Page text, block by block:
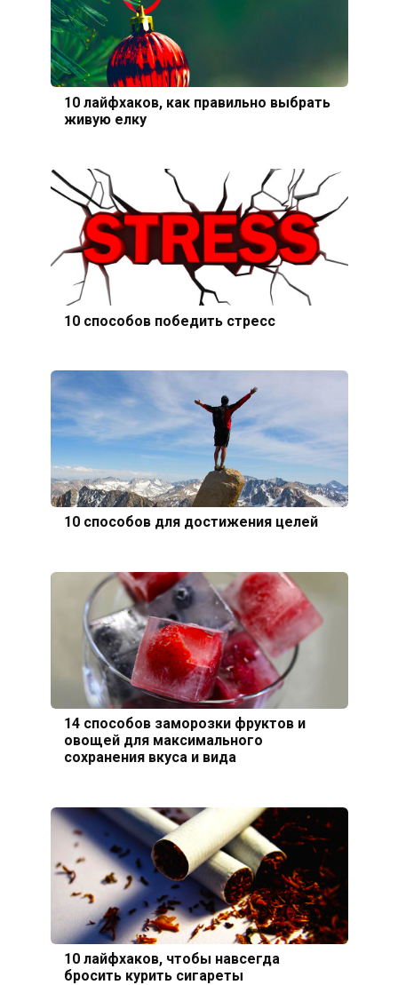
10 лайфхаков, как правильно выбрать
живую елку
10 способов победить стресс
10 способов для достижения целей
14 способов заморозки фруктов и
овощей для максимального
сохранения вкуса и вида
10 лайфхаков, чтобы навсегда
бросить курить сигареты